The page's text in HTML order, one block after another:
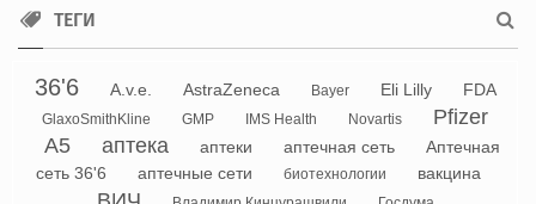
ТЕГИ
36'6 A.v.e. AstraZeneca Bayer Eli Lilly FDA
GlaxoSmithKline GMP IMS Health Novartis
Pfizer
А5
аптека аптеки аптечная сеть
Аптечная
сеть 36'6
аптечные сети биотехнологии вакцина